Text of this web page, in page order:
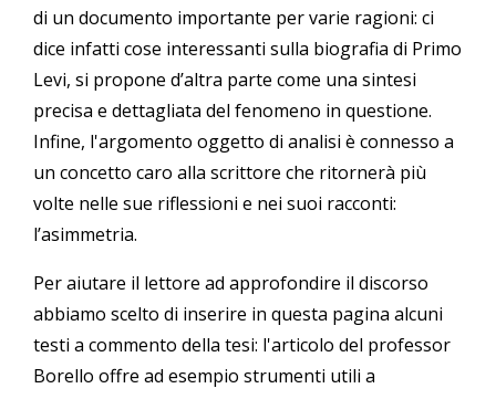
di un documento importante per varie ragioni: ci
dice infatti cose interessanti sulla biografia di Primo
Levi, si propone d’altra parte come una sintesi
precisa e dettagliata del fenomeno in questione.
Infine, l'argomento oggetto di analisi è connesso a
un concetto caro alla scrittore che ritornerà più
volte nelle sue riflessioni e nei suoi racconti:
l’asimmetria.
Per aiutare il lettore ad approfondire il discorso
abbiamo scelto di inserire in questa pagina alcuni
testi a commento della tesi: l'articolo del professor
Borello offre ad esempio strumenti utili a